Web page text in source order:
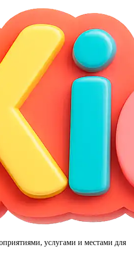
услугами и местами для